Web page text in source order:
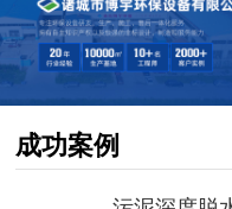
成功案例